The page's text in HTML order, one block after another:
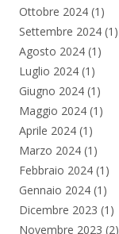
Ottobre 2024 (1)
Settembre 2024 (1)
Agosto 2024 (1)
Luglio 2024 (1)
Giugno 2024 (1)
Maggio 2024 (1)
Aprile 2024 (1)
Marzo 2024 (1)
Febbraio 2024 (1)
Gennaio 2024 (1)
Dicembre 2023 (1)
Novembre 2023 (2)